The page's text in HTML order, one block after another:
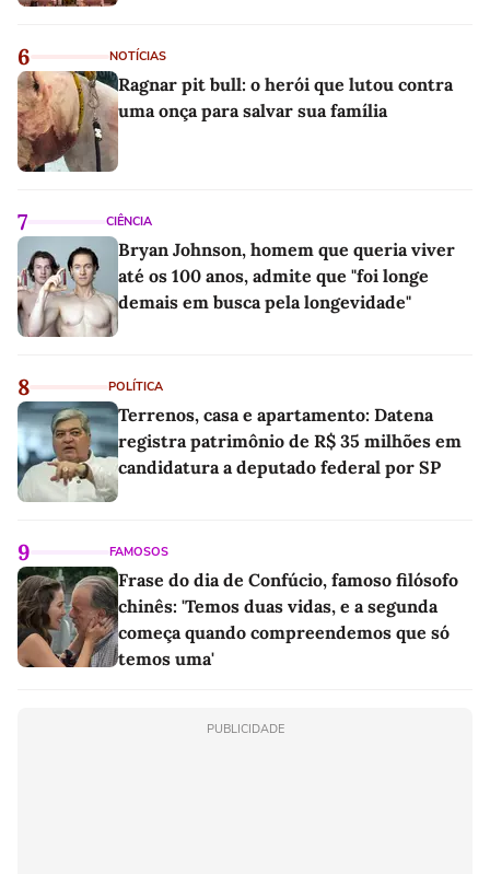
6 NOTÍCIAS
Ragnar pit bull: o herói que lutou contra
uma onça para salvar sua família
7 CIÊNCIA
Bryan Johnson, homem que queria viver
até os 100 anos, admite que "foi longe
demais em busca pela longevidade"
8 POLÍTICA
Terrenos, casa e apartamento: Datena
registra patrimônio de R$ 35 milhões em
candidatura a deputado federal por SP
9 FAMOSOS
Frase do dia de Confúcio, famoso filósofo
chinês: 'Temos duas vidas, e a segunda
começa quando compreendemos que só
temos uma'
PUBLICIDADE